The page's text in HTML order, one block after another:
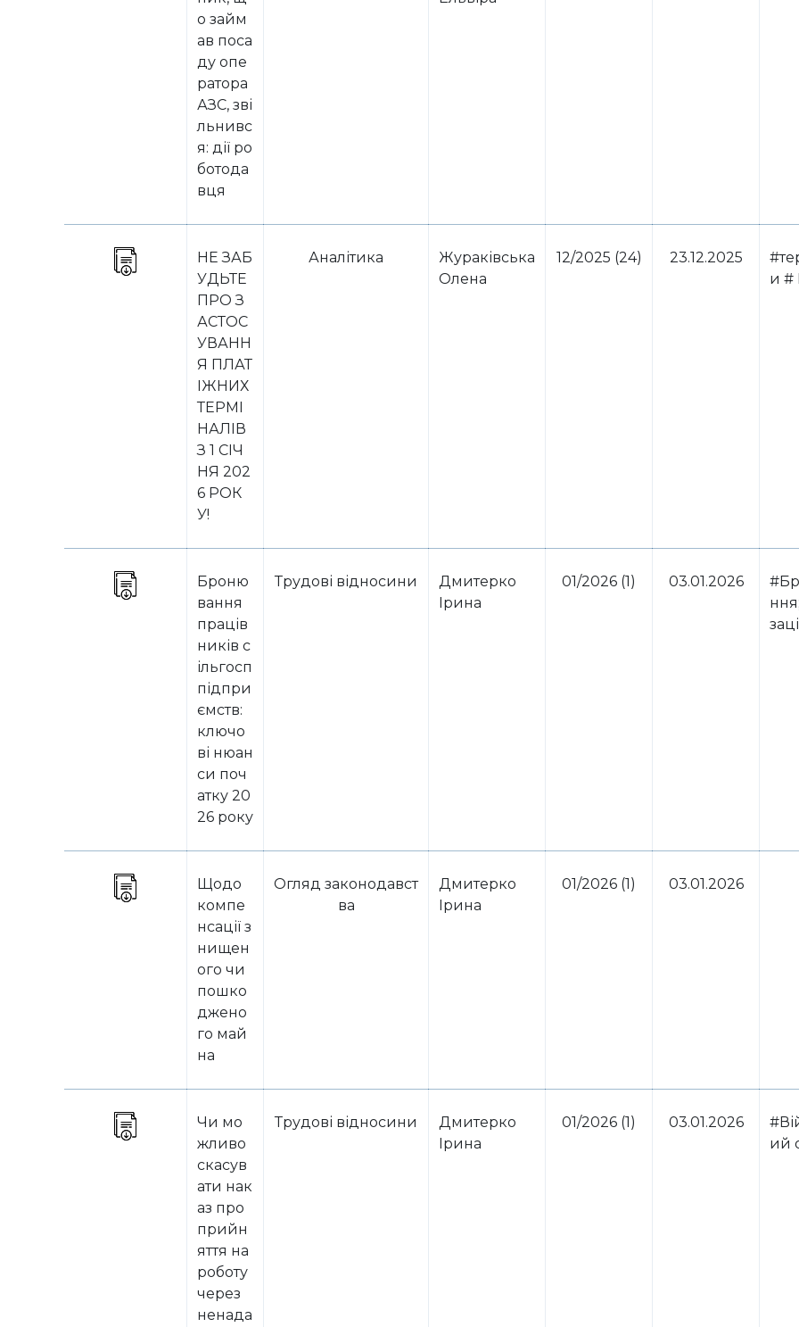
о займ
ав поса
ду опе
ратора
АЗС, зві
льнивс
я: дії ро
ботода
вця
НЕ ЗАБ
УДЬТЕ
ПРО З
АСТОС
УВАНН
Я ПЛАТ
ІЖНИХ
ТЕРМІ
НАЛІВ
З 1 СІЧ
НЯ 202
6 РОК
У!
Аналітика
Жураківська
Олена
12/2025 (24) 23.12.2025
и #
Броню
вання
праців
ників с
ільгосп
підпри
ємств:
ключо
ві нюан
си поч
атку 20
26 року
Трудові відносини
Дмитерко
Ірина
01/2026 (1) 03.01.2026
Щодо
компе
нсації з
нищен
ого чи
пошко
джено
го май
на
Огляд законодавст
ва
Дмитерко
Ірина
01/2026 (1) 03.01.2026
Чи мо
жливо
скасув
ати нак
аз про
прийн
яття на
роботу
через
ненада
Трудові відносини
Дмитерко
Ірина
01/2026 (1) 03.01.2026
ий